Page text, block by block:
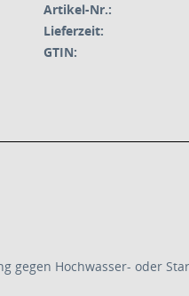
Artikel-Nr.:
Lieferzeit:
GTIN:
gegen Hochwasser- oder